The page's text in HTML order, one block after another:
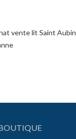
vente lit Saint